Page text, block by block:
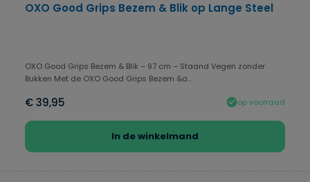
OXO Good Grips Bezem & Blik op Lange Steel
OXO Good Grips Bezem & Blik – 97 cm – Staand Vegen zonder
Bukken Met de OXO Good Grips Bezem &a...
€ 39,95 op voorraad
In de winkelmand